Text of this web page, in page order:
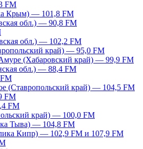
FM
Крым) — 101,8 FM
обл.) — 90,8 FM
обл.) — 102,2 FM
край) — 95,0 FM
(Хабаровский край) — 99,9 FM
обл.) — 88,4 FM
(Ставропольский край) — 104,5 FM
FM
FM
край) — 100,0 FM
Тыва) — 104,8 FM
Кипр) — 102,9 FM и 107,9 FM